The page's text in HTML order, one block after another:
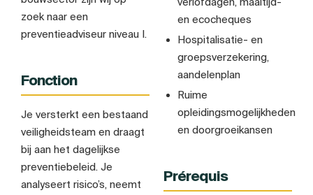
zoek naar een
preventieadviseur niveau I.
Fonction
Je versterkt een bestaand
veiligheidsteam en draagt
bij aan het dagelijkse
preventiebeleid. Je
analyseert risico’s, neemt
en ecocheques
Hospitalisatie- en
groepsverzekering,
aandelenplan
Ruime
opleidingsmogelijkheden
en doorgroeikansen
Prérequis